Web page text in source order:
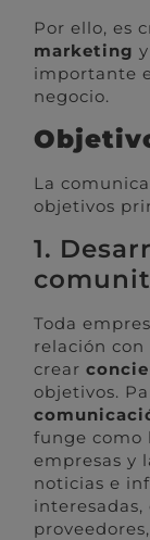
Por ello, es
marketing
importante
negocio.
La
objetivos
1.
Toda
relación
crear
objetivos.
funge como
empresas y
noticias e
interesadas,